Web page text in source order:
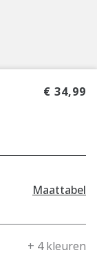
€ 34,99
Maattabel
+ 4 kleuren